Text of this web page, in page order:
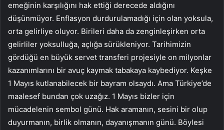
emeğinin karşılığını hak ettiği derecede aldığını
düşünmüyor. Enflasyon durdurulamadığı için olan yoksula,
orta gelirliye oluyor. Birileri daha da zenginleşirken orta
gelirliler yoksulluğa, açlığa sürükleniyor. Tarihimizin
gördüğü en büyük servet transferi projesiyle on milyonlar
kazanımlarını bir avuç kaymak tabakaya kaybediyor. Keşke
1 Mayıs kutlanabilecek bir bayram olsaydı. Ama Türkiye’de
maalesef bundan çok uzağız. 1 Mayıs bizler için
mücadelenin sembol günü. Hak aramanın, sesini bir olup
duyurmanın, birlik olmanın, dayanışmanın günü. Böylesi